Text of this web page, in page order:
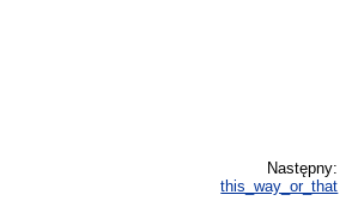
Następny:
this_way_or_that